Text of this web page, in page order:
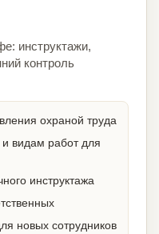
инструктажи,
контроль
охраной труда
видам работ для
инструктажа
новых сотрудников